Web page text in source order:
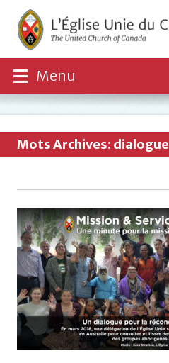
Menu
Mots Archives: dialogue